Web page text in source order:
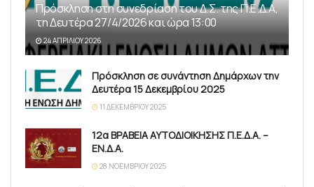
Πρόσκληση στη συνεδρίαση του Δ.Σ. της Π.Ε.Δ.Α,
τη Δευτέρα 27/4/2026 και ώρα 13:00
24 ΑΠΡΙΛΊΟΥ 2026
Πρόσκληση σε συνάντηση Δημάρχων την
Δευτέρα 15 Δεκεμβρίου 2025
11 ΔΕΚΕΜΒΡΊΟΥ 2025
12α ΒΡΑΒΕΙΑ ΑΥΤΟΔΙΟΙΚΗΣΗΣ Π.Ε.Δ.Α. –
ΕΝ.Δ.Α.
28 ΝΟΕΜΒΡΊΟΥ 2025